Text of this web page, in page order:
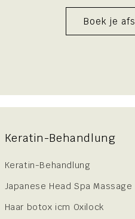
Boek je
Keratin-Behandlung
Keratin-Behandlung
Japanese Head Spa Massage
Haar botox icm Oxilock